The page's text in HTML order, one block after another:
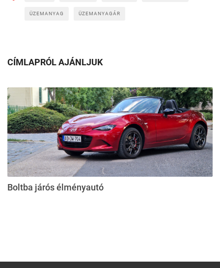
ÜZEMANYAG ÜZEMANYAGÁR
CÍMLAPRÓL AJÁNLJUK
Boltba járós élményautó